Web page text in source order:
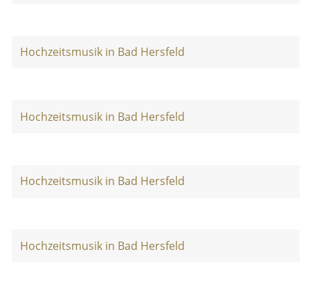
Hochzeitsmusik in Bad Hersfeld
Hochzeitsmusik in Bad Hersfeld
Hochzeitsmusik in Bad Hersfeld
Hochzeitsmusik in Bad Hersfeld